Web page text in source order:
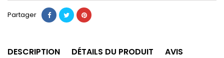
Partager
DESCRIPTION DÉTAILS DU PRODUIT AVIS